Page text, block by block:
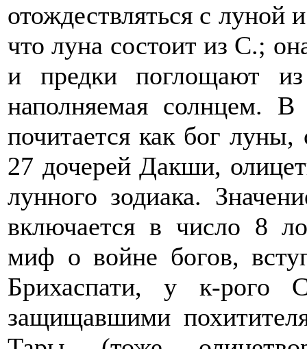
отождествляться с луной
что луна состоит из С.;
и предки поглощают
наполняемая солнцем.
почитается как бог
27 дочерей Дакши,
лунного зодиака.
включается в число 8
миф о войне богов,
Брихаспати, у к-рого
защищавшими